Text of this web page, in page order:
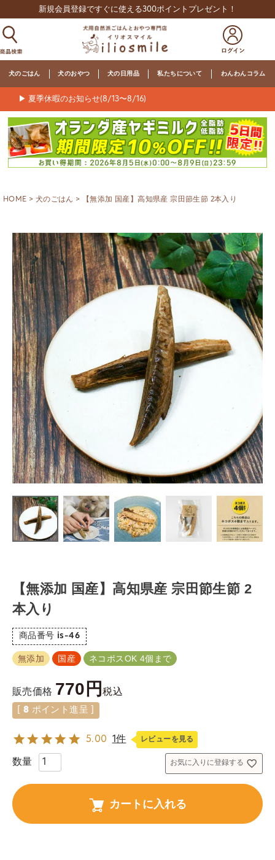
新規会員登録ですぐに使える300ポイントプレゼント！
犬のごはん 犬のおやつ 犬の日用品 私たちについて わんわんコラム
▶ 夏季休暇のお知らせ(8/13〜8/16)
HOME 犬のごはん 【無添加 国産】高知県産 宗田節生節 2本入り
【無添加 国産】高知県産 宗田節生節 2
本入り
商品番号 is-46
無添加 国産 ネコポスOK 4個まで
販売価格 770 税込
8 ポイント進呈 ]
5.00 1件 レビューを見る
お気に入りに登録する
カートに入れる